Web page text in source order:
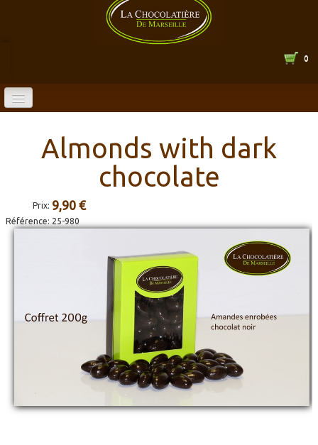
0
BOUTIQUE EN LIGNE
LA CHOCOLATERIE
ENTREPRISE
Almonds with dark
chocolate
Prix: 9,90 €
Référence: 25-980